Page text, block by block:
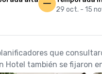
29 oct. - 15
que
Hotel también se fijaron